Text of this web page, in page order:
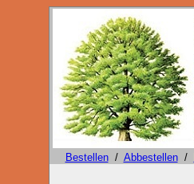
Bestellen/ Abbestellen/